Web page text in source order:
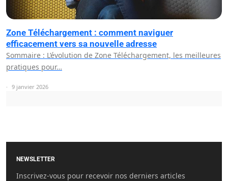
Zone Téléchargement : comment naviguer
efficacement vers sa nouvelle adresse
Sommaire : L’évolution de Zone Téléchargement, les meilleures
pratiques pour…
9 janvier 2026
NEWSLETTER
Inscrivez-vous pour recevoir nos derniers articles